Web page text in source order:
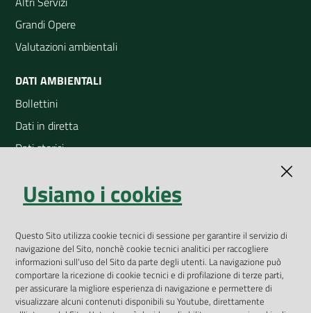
Grandi Opere
Valutazioni ambientali
DATI AMBIENTALI
Bollettini
Dati in diretta
Dati storici
Open Data
App Arpav
Rapporti regionali annuali
Le Infografiche
Dispenser dati
Usiamo i cookies
Questo Sito utilizza cookie tecnici di sessione per garantire il servizio di
navigazione del Sito, nonchè cookie tecnici analitici per raccogliere
informazioni sull'uso del Sito da parte degli utenti. La navigazione può
comportare la ricezione di cookie tecnici e di profilazione di terze parti,
per assicurare la migliore esperienza di navigazione e permettere di
visualizzare alcuni contenuti disponibili su Youtube, direttamente